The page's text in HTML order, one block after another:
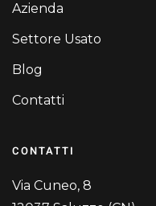
Azienda
Settore Usato
Blog
Contatti
CONTATTI
Via Cuneo, 8